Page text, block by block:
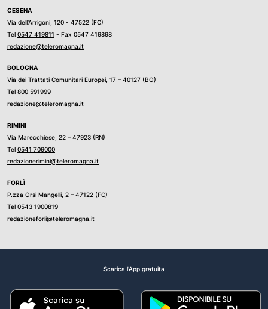
CESENA
Via dell’Arrigoni, 120 - 47522 (FC)
Tel 0547 419811 - Fax 0547 419898
redazione@teleromagna.it
BOLOGNA
Via dei Trattati Comunitari Europei, 17 – 40127 (BO)
Tel 800 591999
redazione@teleromagna.it
RIMINI
Via Marecchiese, 22 – 47923 (RN)
Tel 0541 709000
redazionerimini@teleromagna.it
FORLÌ
P.zza Orsi Mangelli, 2 – 47122 (FC)
Tel 0543 1900819
redazioneforli@teleromagna.it
Scarica l'App gratuita